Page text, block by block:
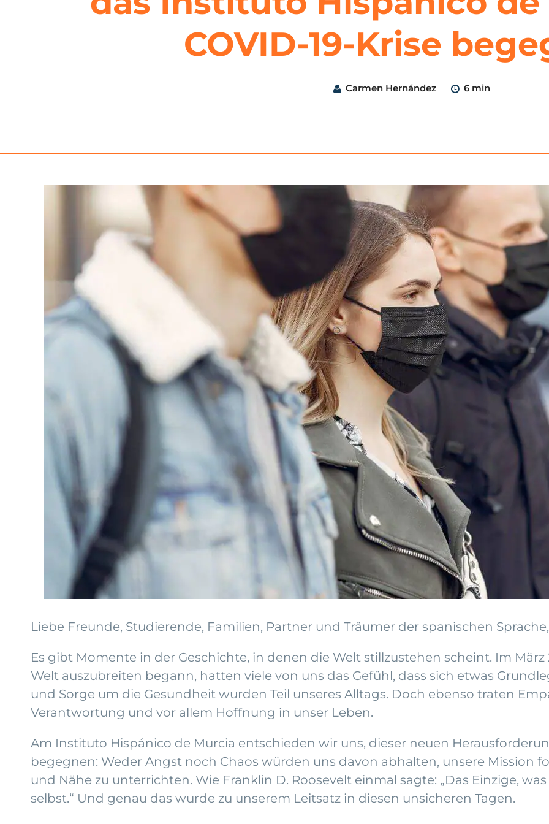
COVID-19-Krise
Carmen Hernández 6 min
Liebe Freunde, Studierende, Familien, Partner und Träumer der spanischen Sprache,
Es gibt Momente in der Geschichte, in denen die Welt stillzustehen scheint. Im März
Welt auszubreiten begann, hatten viele von uns das Gefühl, dass sich etwas
und Sorge um die Gesundheit wurden Teil unseres Alltags. Doch ebenso traten
Verantwortung und vor allem Hoffnung in unser Leben.
Am Instituto Hispánico de Murcia entschieden wir uns, dieser neuen
begegnen: Weder Angst noch Chaos würden uns davon abhalten, unsere Mission
und Nähe zu unterrichten. Wie Franklin D. Roosevelt einmal sagte: „Das Einzige,
selbst.“ Und genau das wurde zu unserem Leitsatz in diesen unsicheren Tagen.